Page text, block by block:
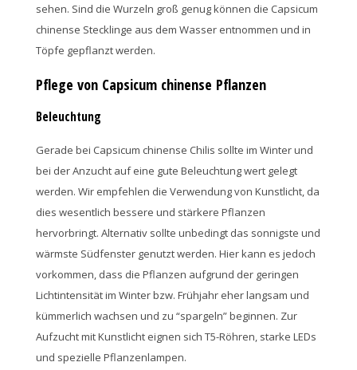
sehen. Sind die Wurzeln groß genug können die Capsicum
chinense Stecklinge aus dem Wasser entnommen und in
Töpfe gepflanzt werden.
Pflege von Capsicum chinense Pflanzen
Beleuchtung
Gerade bei Capsicum chinense Chilis sollte im Winter und
bei der Anzucht auf eine gute Beleuchtung wert gelegt
werden. Wir empfehlen die Verwendung von Kunstlicht, da
dies wesentlich bessere und stärkere Pflanzen
hervorbringt. Alternativ sollte unbedingt das sonnigste und
wärmste Südfenster genutzt werden. Hier kann es jedoch
vorkommen, dass die Pflanzen aufgrund der geringen
Lichtintensität im Winter bzw. Frühjahr eher langsam und
kümmerlich wachsen und zu “spargeln” beginnen. Zur
Aufzucht mit Kunstlicht eignen sich T5-Röhren, starke LEDs
und spezielle Pflanzenlampen.